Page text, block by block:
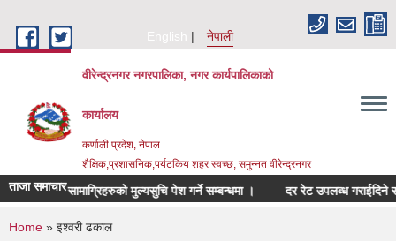
English
नेपाली
वीरेन्द्रनगर नगरपालिका, नगर कार्यपालिकाको
कार्यालय
कर्णाली प्रदेश, नेपाल
शैक्षिक,प्रशासनिक,पर्यटकिय शहर स्वच्छ, समुन्नत वीरेन्द्रनगर
ताजा समाचारसामाग्रिहरुको मुल्यसुचि पेश गर्ने सम्बन्धमा । दर रेट उपलब्ध गराईदिने
You are here
Home » इश्वरी ढकाल